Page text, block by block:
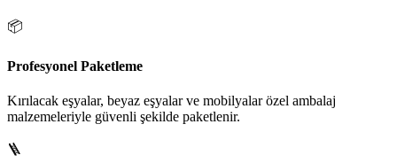
📦
Profesyonel Paketleme
Kırılacak eşyalar, beyaz eşyalar ve mobilyalar özel ambalaj
malzemeleriyle güvenli şekilde paketlenir.
🪜